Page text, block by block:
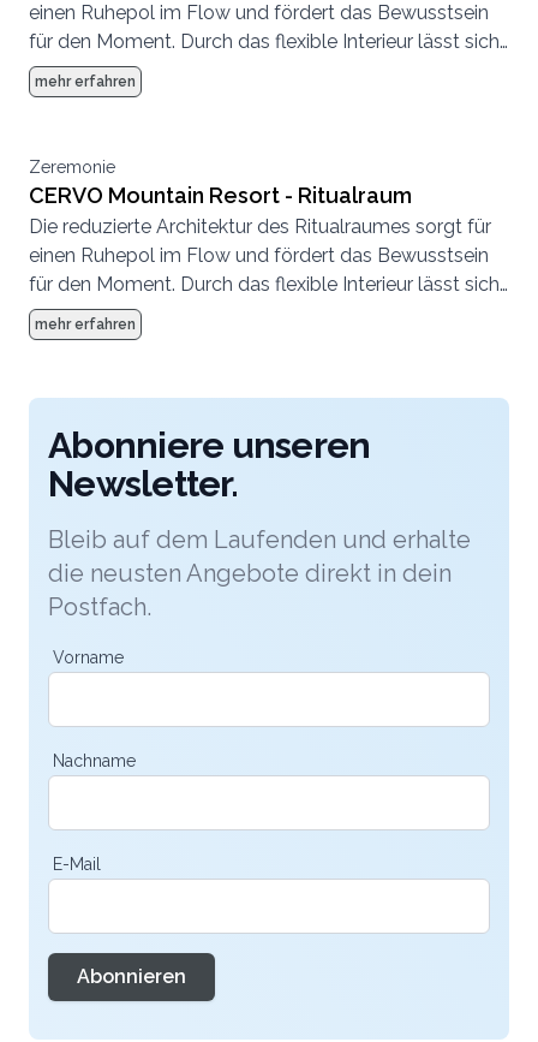
einen Ruhepol im Flow und fördert das Bewusstsein
für den Moment. Durch das flexible Interieur lässt sich
der Raum ganz unterschiedlich nutzen.
mehr erfahren
Zeremonie
CERVO Mountain Resort - Ritualraum
Die reduzierte Architektur des Ritualraumes sorgt für
einen Ruhepol im Flow und fördert das Bewusstsein
für den Moment. Durch das flexible Interieur lässt sich
der Raum ganz unterschiedlich nutzen.
mehr erfahren
Abonniere unseren
Newsletter.
Bleib auf dem Laufenden und erhalte
die neusten Angebote direkt in dein
Postfach.
Vorname
Nachname
E-Mail
Abonnieren